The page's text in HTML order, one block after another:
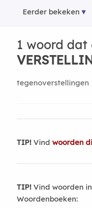
Eerder bekeken
1 woord
tegenoverstellingen
TIP!Vind woorden
TIP!Vind woorden
Woordenboeken: